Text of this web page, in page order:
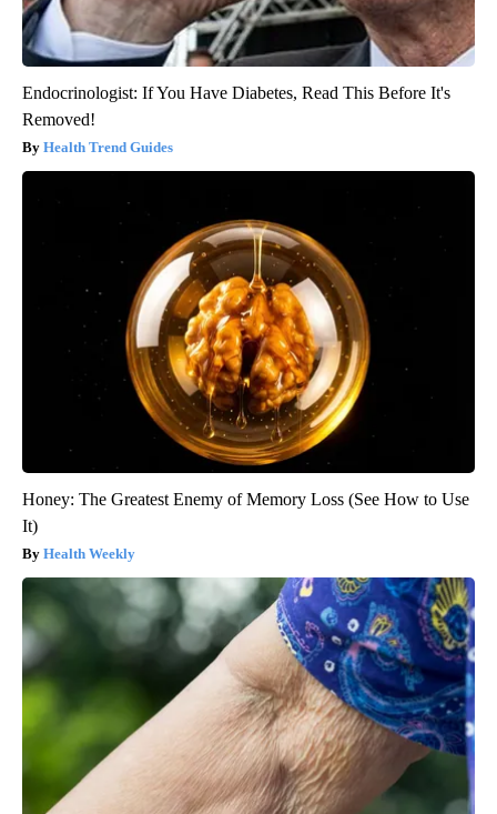
Endocrinologist: If You Have Diabetes, Read This Before It's
Removed!
Health Trend Guides
Honey: The Greatest Enemy of Memory Loss (See How to Use
It)
Health Weekly